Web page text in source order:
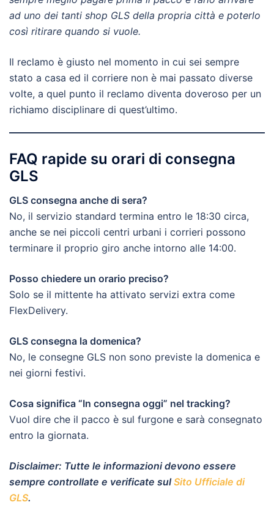
ad uno dei tanti shop GLS della propria città e poterlo
così ritirare quando si vuole.
Il reclamo è giusto nel momento in cui sei sempre
stato a casa ed il corriere non è mai passato diverse
volte, a quel punto il reclamo diventa doveroso per un
richiamo disciplinare di quest’ultimo.
FAQ rapide su orari di consegna
GLS
GLS consegna anche di sera?
No, il servizio standard termina entro le 18:30 circa,
anche se nei piccoli centri urbani i corrieri possono
terminare il proprio giro anche intorno alle 14:00.
Posso chiedere un orario preciso?
Solo se il mittente ha attivato servizi extra come
FlexDelivery.
GLS consegna la domenica?
No, le consegne GLS non sono previste la domenica e
nei giorni festivi.
Cosa significa “In consegna oggi” nel tracking?
Vuol dire che il pacco è sul furgone e sarà consegnato
entro la giornata.
Disclaimer: Tutte le informazioni devono essere
sempre controllate e verificate sulSito Ufficiale di
GLS.